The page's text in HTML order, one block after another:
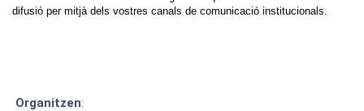
difusió per mitjà dels vostres canals de comunicació institucionals.
Organitzen: